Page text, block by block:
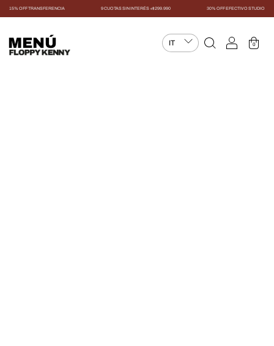
15% OFF TRANSFERENCIA 9 CUOTAS SIN INTERÉS +$299.990 30% OFF EFECTIVO STUDIO
MENÚ 0